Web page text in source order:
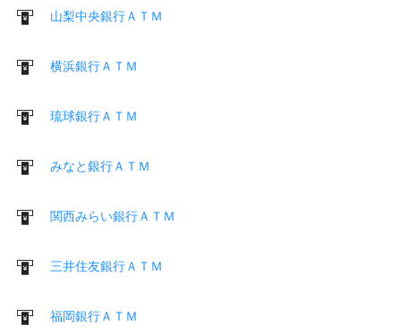
山梨中央銀行ＡＴＭ
横浜銀行ＡＴＭ
琉球銀行ＡＴＭ
みなと銀行ＡＴＭ
関西みらい銀行ＡＴＭ
三井住友銀行ＡＴＭ
福岡銀行ＡＴＭ